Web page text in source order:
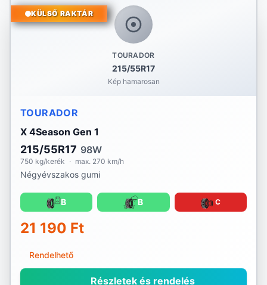
TOURADOR
215/55R17
Kép hamarosan
KÜLSŐ RAKTÁR
TOURADOR
X 4Season Gen 1
215/55R17 98W
750 kg/kerék · max. 270 km/h
Négyévszakos gumi
B B C
21 190 Ft
Rendelhető
Részletek és rendelés